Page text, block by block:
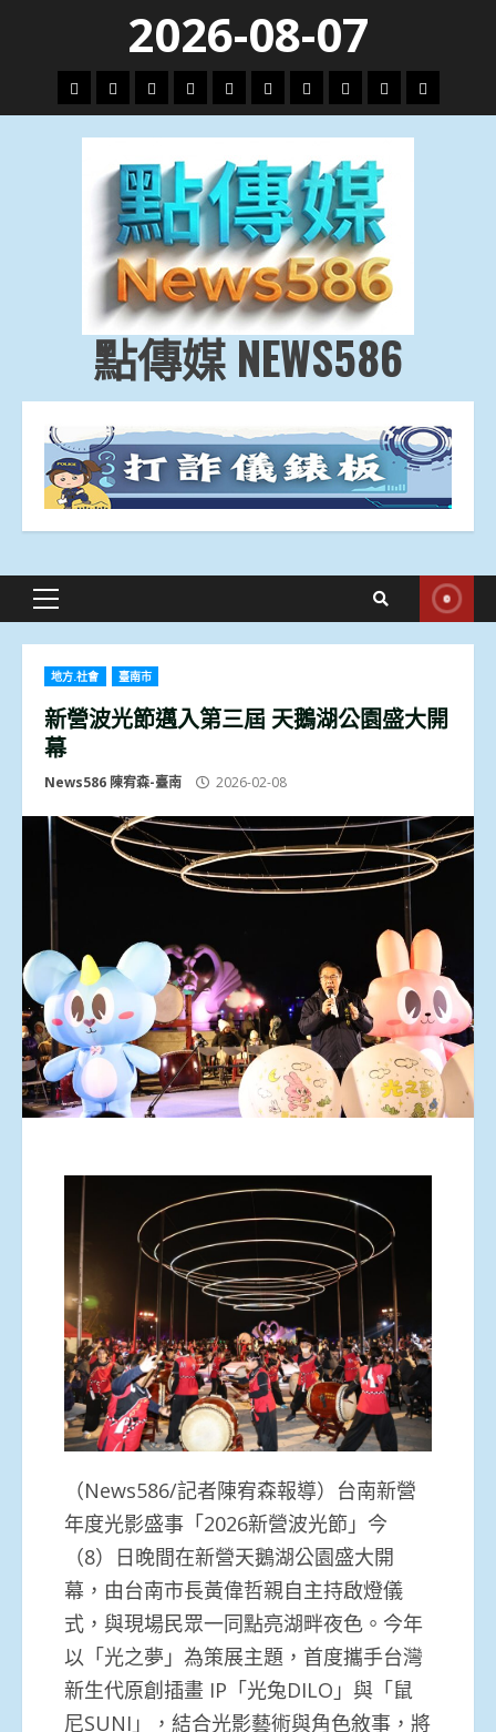
content
2026-08-07
頭
條
財
經
地
方.
會
文
教.
技
專
題
娛
樂
劇
政
治
國
際
運
動
生
活
點傳媒 NEWS586
Primary
地方.社會 臺南市
新營波光節邁入第三屆 天鵝湖公園盛大開
幕
News586 陳宥森-臺南 2026-02-08
（News586/記者陳宥森報導）台南新營
年度光影盛事「2026新營波光節」今
（8）日晚間在新營天鵝湖公園盛大開
幕，由台南市長黃偉哲親自主持啟燈儀
式，與現場民眾一同點亮湖畔夜色。今年
以「光之夢」為策展主題，首度攜手台灣
新生代原創插畫 IP「光兔DILO」與「鼠
尼SUNI」，結合光影藝術與角色敘事，將